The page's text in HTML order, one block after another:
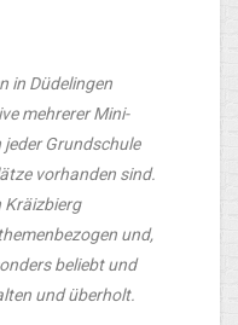
in Düdelingen
mehrerer Mini-
Grundschule
vorhanden sind.
Kräizbierg
und,
beliebt und
und überholt.